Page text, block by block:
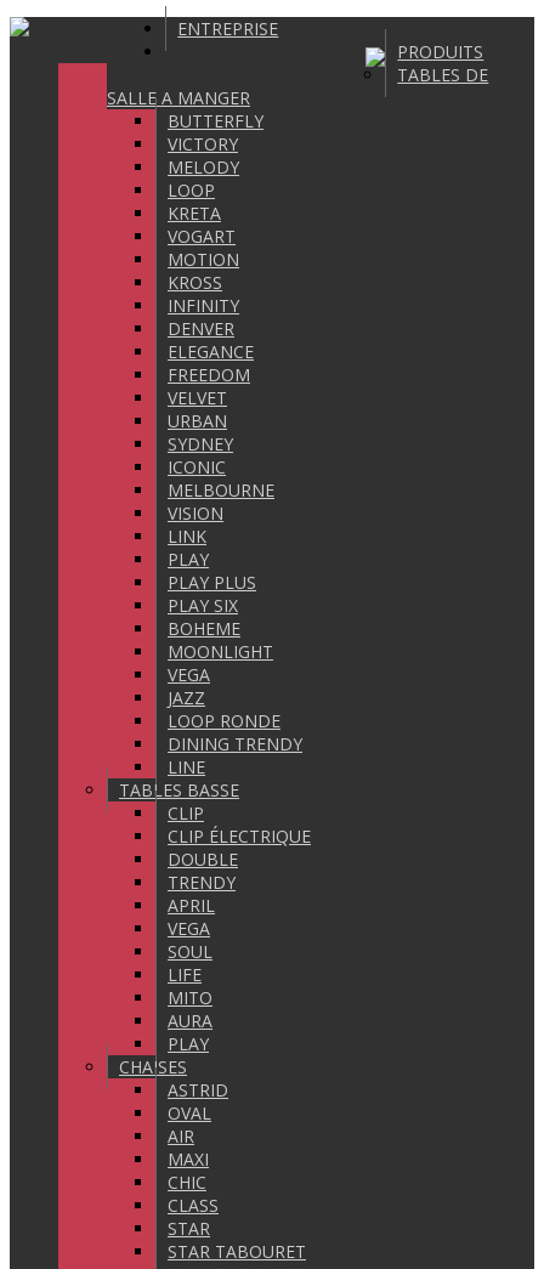
ENTREPRISE
PRODUITS
TABLES DE
SALLE A MANGER
BUTTERFLY
VICTORY
MELODY
LOOP
KRETA
VOGART
MOTION
KROSS
INFINITY
DENVER
ELEGANCE
FREEDOM
VELVET
URBAN
SYDNEY
ICONIC
MELBOURNE
VISION
LINK
PLAY
PLAY PLUS
PLAY SIX
BOHEME
MOONLIGHT
VEGA
JAZZ
LOOP RONDE
DINING TRENDY
LINE
TABLES BASSE
CLIP
CLIP ÉLECTRIQUE
DOUBLE
TRENDY
APRIL
VEGA
SOUL
LIFE
MITO
AURA
PLAY
CHAISES
ASTRID
OVAL
AIR
MAXI
CHIC
CLASS
STAR
STAR TABOURET